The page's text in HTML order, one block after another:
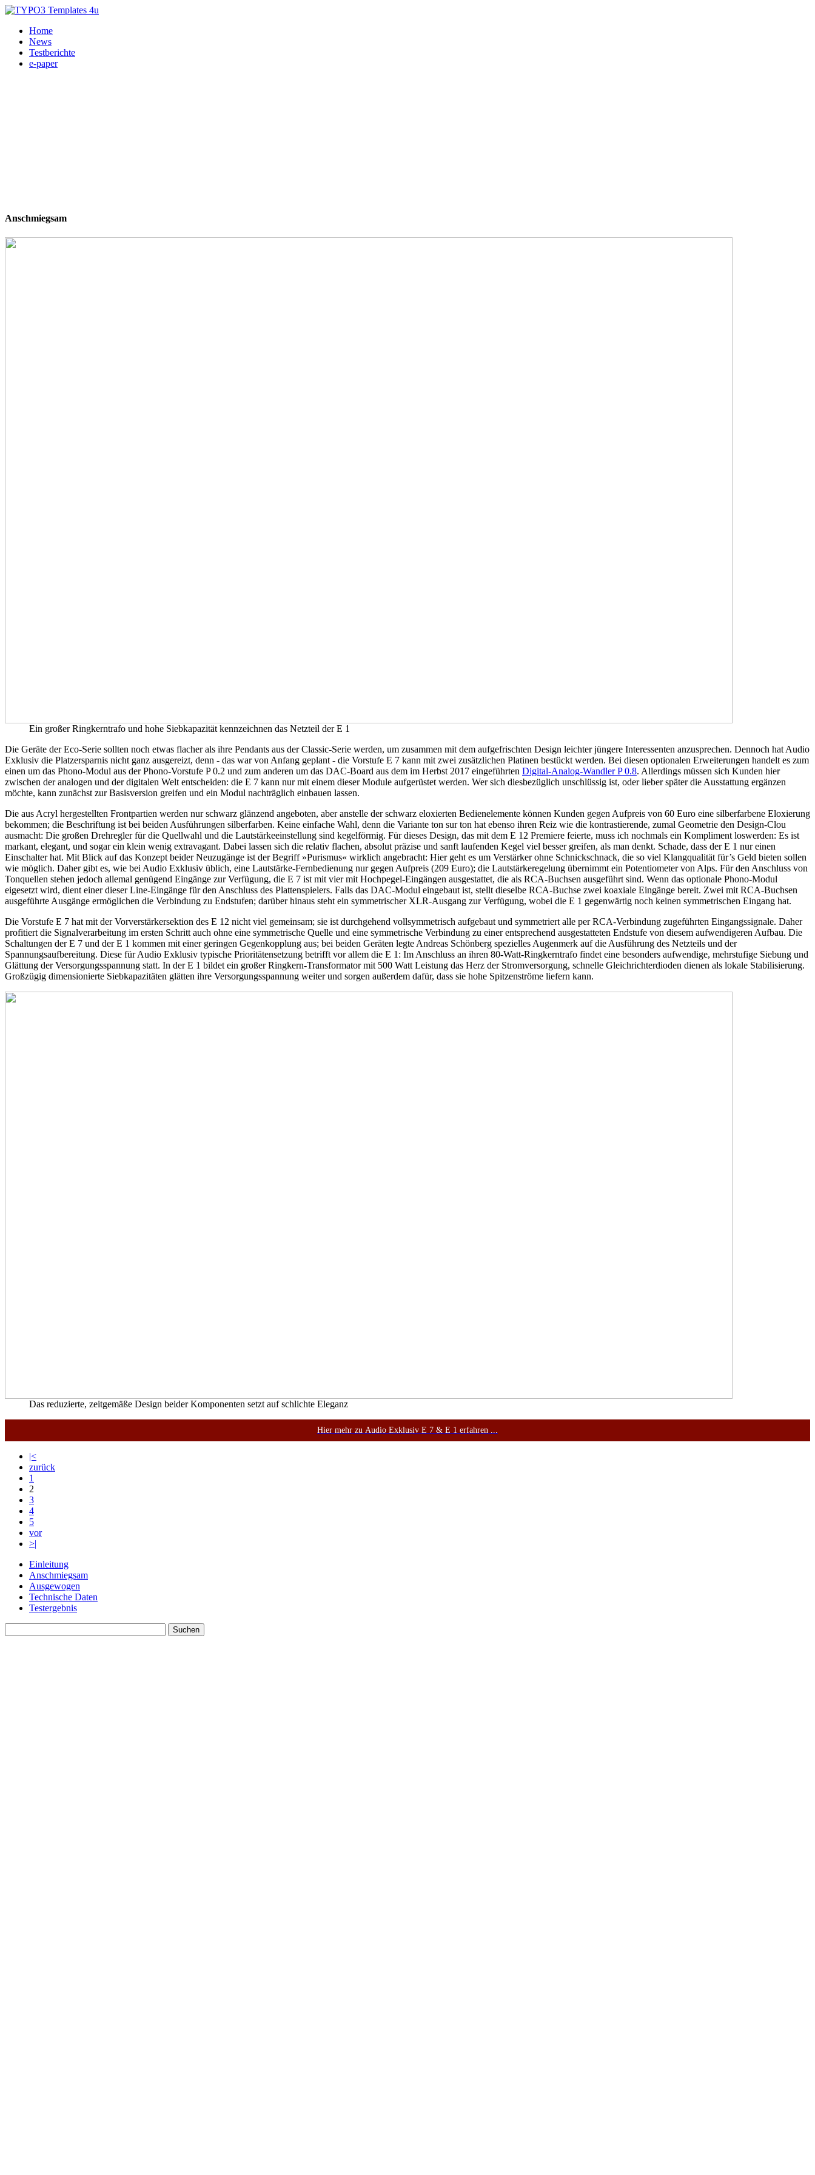
Home
News
Testberichte
e-paper
Anschmiegsam
Ein großer Ringkerntrafo und hohe Siebkapazität kennzeichnen das Netzteil der E 1
Die Geräte der Eco-Serie sollten noch etwas flacher als ihre Pendants aus der Classic-Serie werden, um zusammen mit dem aufgefrischten Design leichter jüngere Interessenten anzusprechen. Dennoch hat Audio
Exklusiv die Platzersparnis nicht ganz ausgereizt, denn - das war von Anfang geplant - die Vorstufe E 7 kann mit zwei zusätzlichen Platinen bestückt werden. Bei diesen optionalen Erweiterungen handelt es zum
einen um das Phono-Modul aus der Phono-Vorstufe P 0.2 und zum anderen um das DAC-Board aus dem im Herbst 2017 eingeführten Digital-Analog-Wandler P 0.8. Allerdings müssen sich Kunden hier
zwischen der analogen und der digitalen Welt entscheiden: die E 7 kann nur mit einem dieser Module aufgerüstet werden. Wer sich diesbezüglich unschlüssig ist, oder lieber später die Ausstattung ergänzen
möchte, kann zunächst zur Basisversion greifen und ein Modul nachträglich einbauen lassen.
Die aus Acryl hergestellten Frontpartien werden nur schwarz glänzend angeboten, aber anstelle der schwarz eloxierten Bedienelemente können Kunden gegen Aufpreis von 60 Euro eine silberfarbene Eloxierung
bekommen; die Beschriftung ist bei beiden Ausführungen silberfarben. Keine einfache Wahl, denn die Variante ton sur ton hat ebenso ihren Reiz wie die kontrastierende, zumal Geometrie den Design-Clou
ausmacht: Die großen Drehregler für die Quellwahl und die Lautstärkeeinstellung sind kegelförmig. Für dieses Design, das mit dem E 12 Premiere feierte, muss ich nochmals ein Kompliment loswerden: Es ist
markant, elegant, und sogar ein klein wenig extravagant. Dabei lassen sich die relativ flachen, absolut präzise und sanft laufenden Kegel viel besser greifen, als man denkt. Schade, dass der E 1 nur einen
Einschalter hat. Mit Blick auf das Konzept beider Neuzugänge ist der Begriff »Purismus« wirklich angebracht: Hier geht es um Verstärker ohne Schnickschnack, die so viel Klangqualität für’s Geld bieten sollen
wie möglich. Daher gibt es, wie bei Audio Exklusiv üblich, eine Lautstärke-Fernbedienung nur gegen Aufpreis (209 Euro); die Lautstärkeregelung übernimmt ein Potentiometer von Alps. Für den Anschluss von
Tonquellen stehen jedoch allemal genügend Eingänge zur Verfügung, die E 7 ist mit vier mit Hochpegel-Eingängen ausgestattet, die als RCA-Buchsen ausgeführt sind. Wenn das optionale Phono-Modul
eigesetzt wird, dient einer dieser Line-Eingänge für den Anschluss des Plattenspielers. Falls das DAC-Modul eingebaut ist, stellt dieselbe RCA-Buchse zwei koaxiale Eingänge bereit. Zwei mit RCA-Buchsen
ausgeführte Ausgänge ermöglichen die Verbindung zu Endstufen; darüber hinaus steht ein symmetrischer XLR-Ausgang zur Verfügung, wobei die E 1 gegenwärtig noch keinen symmetrischen Eingang hat.
Die Vorstufe E 7 hat mit der Vorverstärkersektion des E 12 nicht viel gemeinsam; sie ist durchgehend vollsymmetrisch aufgebaut und symmetriert alle per RCA-Verbindung zugeführten Eingangssignale. Daher
profitiert die Signalverarbeitung im ersten Schritt auch ohne eine symmetrische Quelle und eine symmetrische Verbindung zu einer entsprechend ausgestatteten Endstufe von diesem aufwendigeren Aufbau. Die
Schaltungen der E 7 und der E 1 kommen mit einer geringen Gegenkopplung aus; bei beiden Geräten legte Andreas Schönberg spezielles Augenmerk auf die Ausführung des Netzteils und der
Spannungsaufbereitung. Diese für Audio Exklusiv typische Prioritätensetzung betrifft vor allem die E 1: Im Anschluss an ihren 80-Watt-Ringkerntrafo findet eine besonders aufwendige, mehrstufige Siebung und
Glättung der Versorgungsspannung statt. In der E 1 bildet ein großer Ringkern-Transformator mit 500 Watt Leistung das Herz der Stromversorgung, schnelle Gleichrichterdioden dienen als lokale Stabilisierung.
Großzügig dimensionierte Siebkapazitäten glätten ihre Versorgungsspannung weiter und sorgen außerdem dafür, dass sie hohe Spitzenströme liefern kann.
Das reduzierte, zeitgemäße Design beider Komponenten setzt auf schlichte Eleganz
Hier mehr zu Audio Exklusiv E 7 & E 1 erfahren ...
|<
zurück
1
2
3
4
5
vor
>|
Einleitung
Anschmiegsam
Ausgewogen
Technische Daten
Testergebnis